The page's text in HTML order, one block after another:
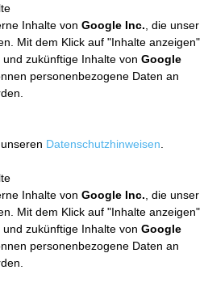
Inhalte von Google Inc. , die unser
Mit dem Klick auf "Inhalte anzeigen"
zukünftige Inhalte von Google
personenbezogene Daten an
Datenschutzhinweisen
Inhalte von Google Inc. , die unser
Mit dem Klick auf "Inhalte anzeigen"
zukünftige Inhalte von Google
personenbezogene Daten an